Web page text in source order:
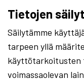
Tietojen
Säilytämme
tarpeen yllä
käyttötarkoitusten
voimassaolevan